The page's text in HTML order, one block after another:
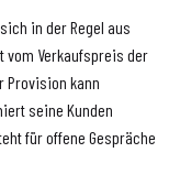
in der Regel aus
vom Verkaufspreis der
Provision kann
seine Kunden
für offene Gespräche